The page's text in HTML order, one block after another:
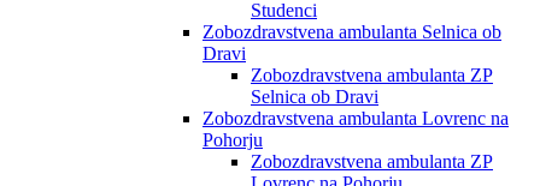
Studenci
Zobozdravstvena ambulanta Selnica ob
Dravi
Zobozdravstvena ambulanta ZP
Selnica ob Dravi
Zobozdravstvena ambulanta Lovrenc na
Pohorju
Zobozdravstvena ambulanta ZP